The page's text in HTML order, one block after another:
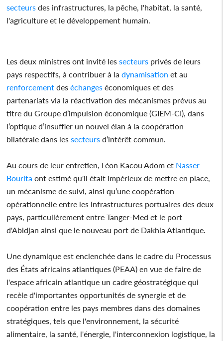
secteurs des infrastructures, la pêche, l'habitat, la santé,
l'agriculture et le développement humain.
Les deux ministres ont invité les secteurs privés de leurs
pays respectifs, à contribuer à la dynamisation et au
renforcement des échanges économiques et des
partenariats via la réactivation des mécanismes prévus au
titre du Groupe d’impulsion économique (GIEM-CI), dans
l’optique d’insuffler un nouvel élan à la coopération
bilatérale dans les secteurs d’intérêt commun.
Au cours de leur entretien, Léon Kacou Adom et Nasser
Bourita ont estimé qu'il était impérieux de mettre en place,
un mécanisme de suivi, ainsi qu’une coopération
opérationnelle entre les infrastructures portuaires des deux
pays, particulièrement entre Tanger-Med et le port
d'Abidjan ainsi que le nouveau port de Dakhla Atlantique.
Une dynamique est enclenchée dans le cadre du Processus
des États africains atlantiques (PEAA) en vue de faire de
l'espace africain atlantique un cadre géostratégique qui
recèle d'importantes opportunités de synergie et de
coopération entre les pays membres dans des domaines
stratégiques, tels que l'environnement, la sécurité
alimentaire, la santé, l'énergie, l'interconnexion logistique, la